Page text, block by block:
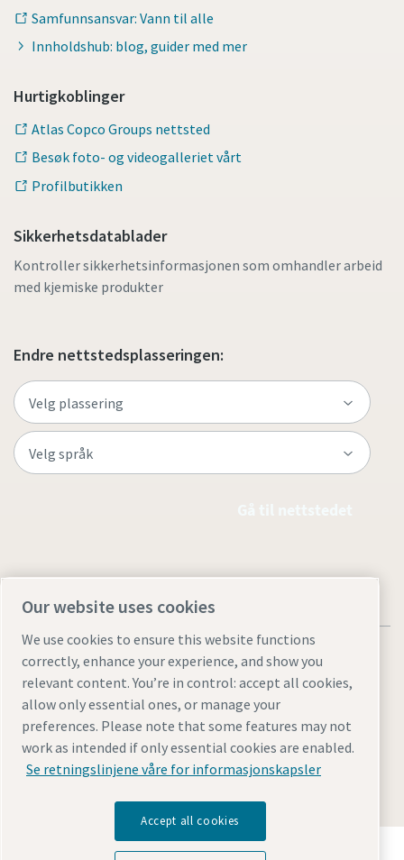
Samfunnsansvar: Vann til alle
Innholdshub: blog, guider med mer
Hurtigkoblinger
Atlas Copco Groups nettsted
Besøk foto- og videogalleriet vårt
Profilbutikken
Sikkerhetsdatablader
Kontroller sikkerhetsinformasjonen som omhandler arbeid
med kjemiske produkter
Endre nettstedsplasseringen:
Juridiske merknader og personvernmerknader
Manage cookiesTilgjengelighetNettstedskart
Oppdag hvordan Atlas Copco Group muliggjør
Our website uses cookies
We use cookies to ensure this website functions
correctly, enhance your experience, and show you
relevant content. You’re in control: accept all cookies,
allow only essential ones, or manage your
preferences. Please note that some features may not
work as intended if only essential cookies are enabled.
Se retningslinjene våre for informasjonskapsler
Accept all cookies